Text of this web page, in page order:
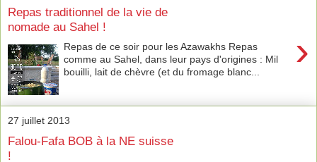
Repas traditionnel de la vie de
nomade au Sahel !
›
Repas de ce soir pour les Azawakhs Repas
comme au Sahel, dans leur pays d'origines : Mil
bouilli, lait de chèvre (et du fromage blanc...
27 juillet 2013
Falou-Fafa BOB à la NE suisse
!